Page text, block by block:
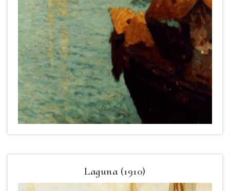
Laguna (1910)